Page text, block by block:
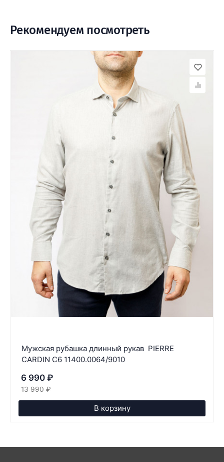
Рекомендуем посмотреть
Мужская рубашка длинный рукав PIERRE
CARDIN C6 11400.0064/9010
6 990 ₽
13 990 ₽
В корзину